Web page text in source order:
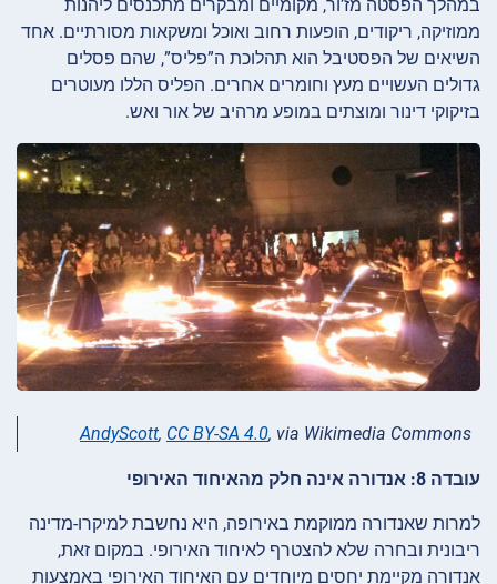
במהלך הפסטה מז’ור, מקומיים ומבקרים מתכנסים ליהנות
ממוזיקה, ריקודים, הופעות רחוב ואוכל ומשקאות מסורתיים. אחד
השיאים של הפסטיבל הוא תהלוכת ה”פליס”, שהם פסלים
גדולים העשויים מעץ וחומרים אחרים. הפליס הללו מעוטרים
בזיקוקי דינור ומוצתים במופע מרהיב של אור ואש.
AndyScott, CC BY-SA 4.0, via Wikimedia Commons
עובדה 8: אנדורה אינה חלק מהאיחוד האירופי
למרות שאנדורה ממוקמת באירופה, היא נחשבת למיקרו-מדינה
ריבונית ובחרה שלא להצטרף לאיחוד האירופי. במקום זאת,
אנדורה מקיימת יחסים מיוחדים עם האיחוד האירופי באמצעות